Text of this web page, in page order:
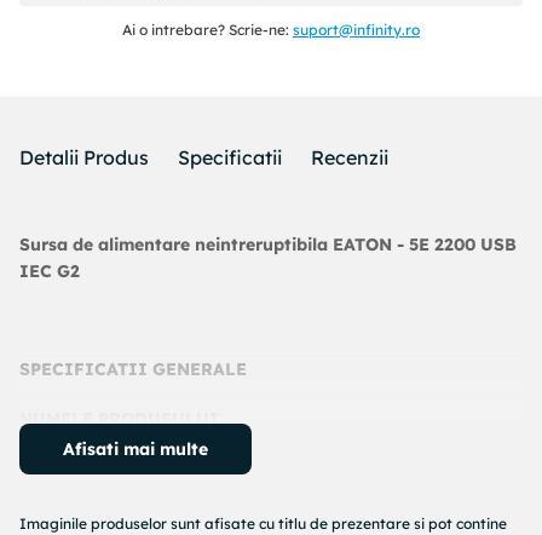
Ai o intrebare? Scrie-ne: suport@infinity.ro
Detalii Produs Specificatii Recenzii
Sursa de alimentare neintreruptibila EATON - 5E 2200 USB
IEC G2
SPECIFICATII GENERALE
NUMELE PRODUSULUI
UPS Eaton 5E Gen2
Afisati mai multe
Imaginile produselor sunt afisate cu titlu de prezentare si pot contine